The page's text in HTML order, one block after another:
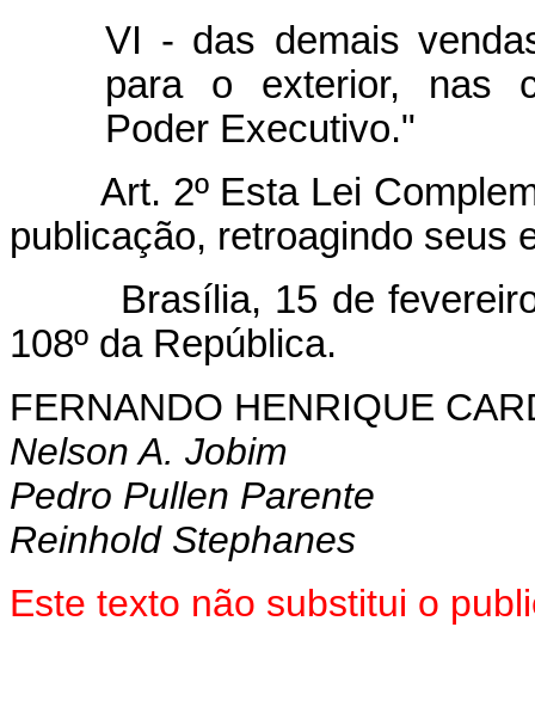
VI - das demais
para o exterior, nas
Poder Executivo."
Art. 2º Esta Lei
publicação, retroagindo seus
Brasília, 15 de fevereiro
108º da República.
FERNANDO HENRIQUE
Nelson A. Jobim
Pedro Pullen Parente
Reinhold Stephanes
Este texto não substitui o